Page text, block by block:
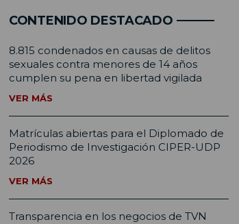
CONTENIDO DESTACADO
8.815 condenados en causas de delitos
sexuales contra menores de 14 años
cumplen su pena en libertad vigilada
VER MÁS
Matrículas abiertas para el Diplomado de
Periodismo de Investigación CIPER-UDP
2026
VER MÁS
Transparencia en los negocios de TVN